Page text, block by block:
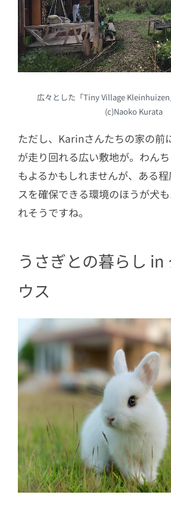
広々とした「Tiny Village Kleinhuizen
(c)Naoko Kurata
ただし、Karinさんたちの家の前
が走り回れる広い敷地が。わん
もよるかもしれませんが、ある
スを確保できる環境のほうが犬
れそうですね。
うさぎとの暮らし in
ウス